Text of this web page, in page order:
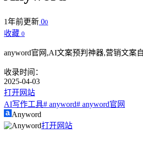
1年前更新 00
收藏 0
anyword官网,AI文案预判神器,营销文案
收录时间：
2025-04-03
打开网站
AI写作工具# anyword# anyword官网
Anyword
打开网站